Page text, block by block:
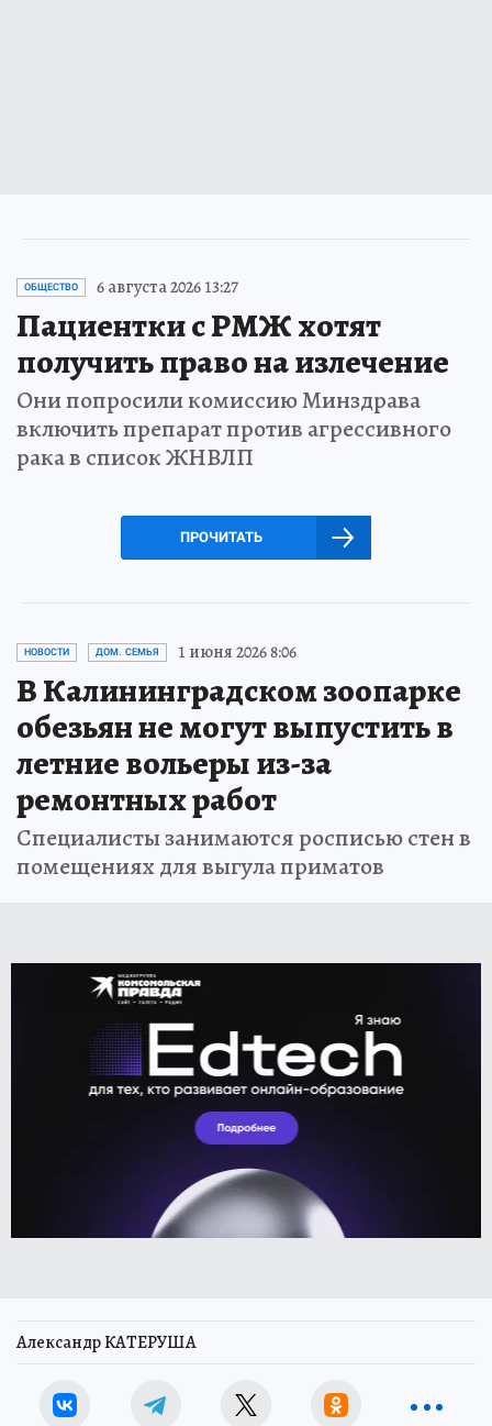
ОБЩЕСТВО 6 августа 2026 13:27
Пациентки с РМЖ хотят
получить право на излечение
Они попросили комиссию Минздрава
включить препарат против агрессивного
рака в список ЖНВЛП
ПРОЧИТАТЬ
НОВОСТИ ДОМ. СЕМЬЯ 1 июня 2026 8:06
В Калининградском зоопарке
обезьян не могут выпустить в
летние вольеры из-за
ремонтных работ
Специалисты занимаются росписью стен в
помещениях для выгула приматов
Александр КАТЕРУША